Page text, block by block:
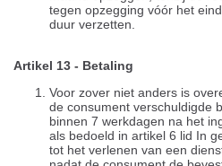
tegen opzegging vóór het
duur verzetten.
Artikel 13 - Betaling
Voor zover niet anders is
de consument verschuldigde
binnen 7 werkdagen na het
als bedoeld in artikel 6 lid In
tot het verlenen van een